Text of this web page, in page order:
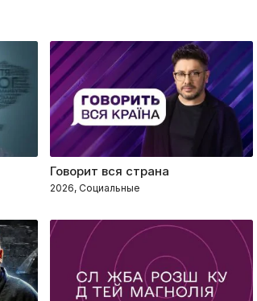
Говорит вся страна
2026, Социальные